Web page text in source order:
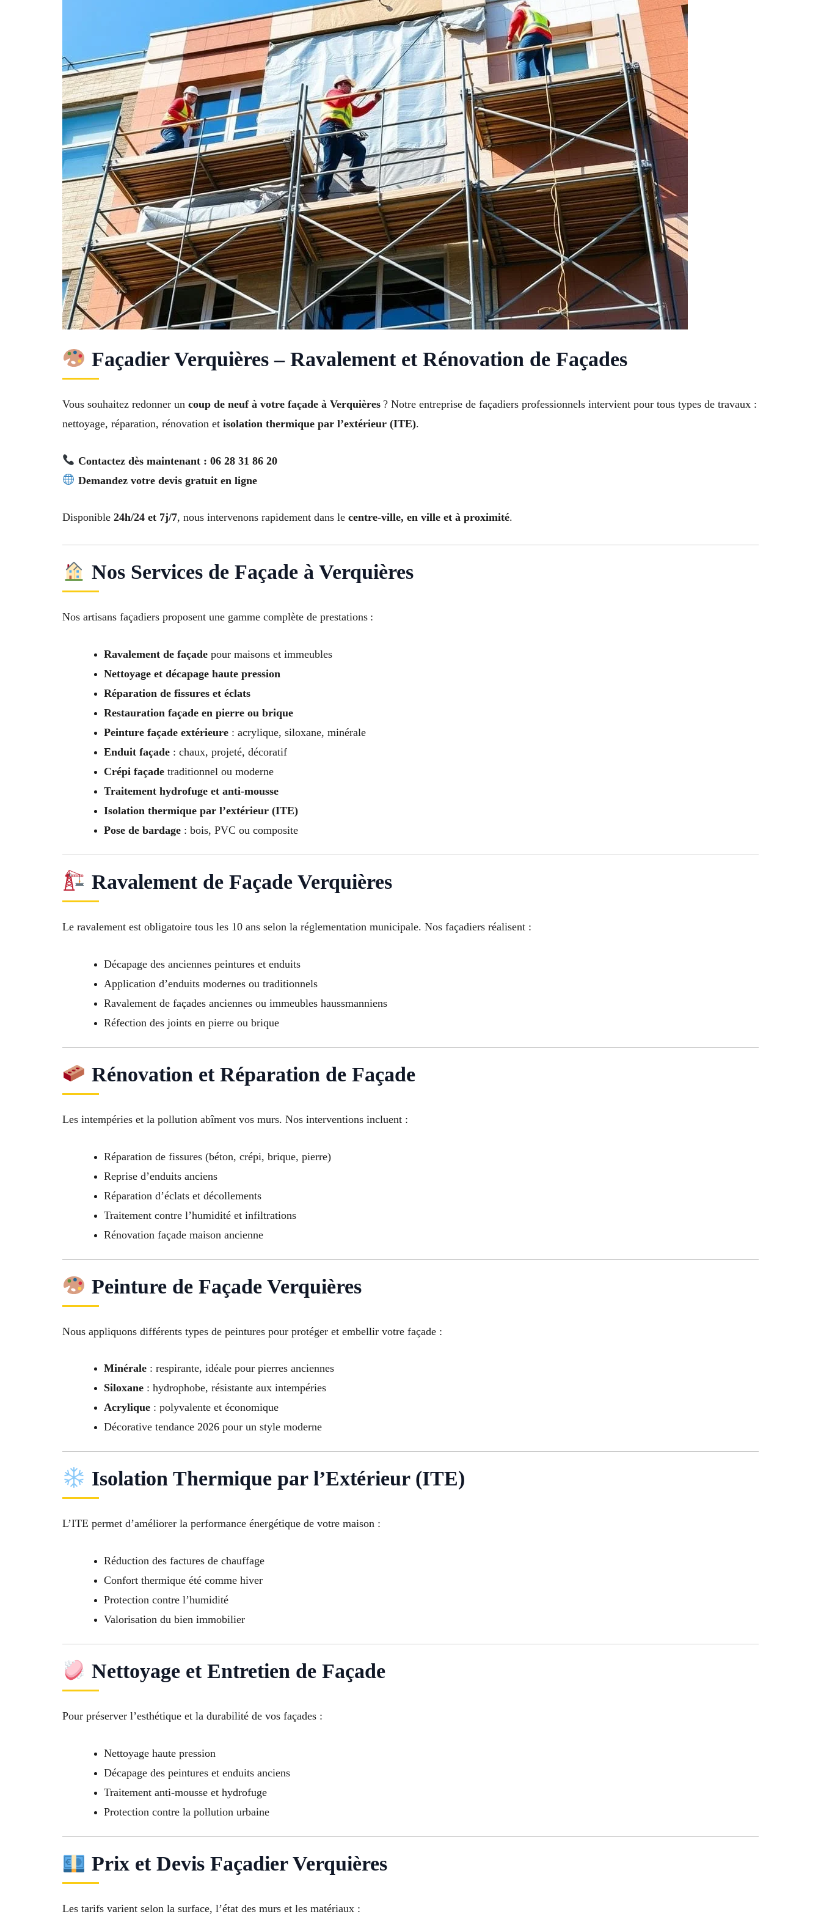
Façadier Verquières – Ravalement et Rénovation de Façades
Vous souhaitez redonner un coup de neuf à votre façade à Verquières ? Notre entreprise de façadiers professionnels intervient pour tous types de travaux :
nettoyage, réparation, rénovation et isolation thermique par l’extérieur (ITE).
Contactez dès maintenant : 06 28 31 86 20
Demandez votre devis gratuit en ligne
Disponible 24h/24 et 7j/7, nous intervenons rapidement dans le centre-ville, en ville et à proximité.
Nos Services de Façade à Verquières
Nos artisans façadiers proposent une gamme complète de prestations :
Ravalement de façade pour maisons et immeubles
Nettoyage et décapage haute pression
Réparation de fissures et éclats
Restauration façade en pierre ou brique
Peinture façade extérieure : acrylique, siloxane, minérale
Enduit façade : chaux, projeté, décoratif
Crépi façade traditionnel ou moderne
Traitement hydrofuge et anti-mousse
Isolation thermique par l’extérieur (ITE)
Pose de bardage : bois, PVC ou composite
Ravalement de Façade Verquières
Le ravalement est obligatoire tous les 10 ans selon la réglementation municipale. Nos façadiers réalisent :
Décapage des anciennes peintures et enduits
Application d’enduits modernes ou traditionnels
Ravalement de façades anciennes ou immeubles haussmanniens
Réfection des joints en pierre ou brique
Rénovation et Réparation de Façade
Les intempéries et la pollution abîment vos murs. Nos interventions incluent :
Réparation de fissures (béton, crépi, brique, pierre)
Reprise d’enduits anciens
Réparation d’éclats et décollements
Traitement contre l’humidité et infiltrations
Rénovation façade maison ancienne
Peinture de Façade Verquières
Nous appliquons différents types de peintures pour protéger et embellir votre façade :
Minérale : respirante, idéale pour pierres anciennes
Siloxane : hydrophobe, résistante aux intempéries
Acrylique : polyvalente et économique
Décorative tendance 2026 pour un style moderne
Isolation Thermique par l’Extérieur (ITE)
L’ITE permet d’améliorer la performance énergétique de votre maison :
Réduction des factures de chauffage
Confort thermique été comme hiver
Protection contre l’humidité
Valorisation du bien immobilier
Nettoyage et Entretien de Façade
Pour préserver l’esthétique et la durabilité de vos façades :
Nettoyage haute pression
Décapage des peintures et enduits anciens
Traitement anti-mousse et hydrofuge
Protection contre la pollution urbaine
Prix et Devis Façadier Verquières
Les tarifs varient selon la surface, l’état des murs et les matériaux :